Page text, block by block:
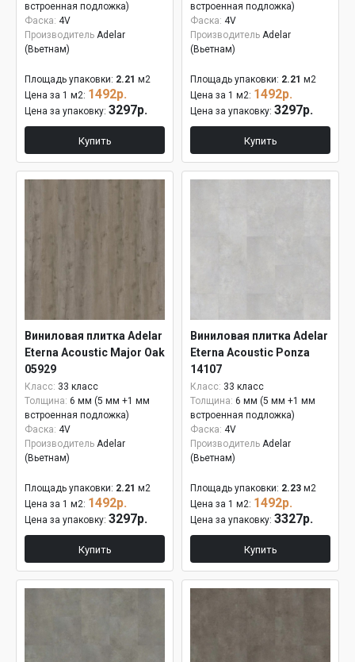
встроенная подложка)
Фаска: 4V
Производитель Adelar
(Вьетнам)
Площадь упаковки: 2.21 м2
Цена за 1 м2: 1492р.
Цена за упаковку: 3297р.
Купить
встроенная подложка)
Фаска: 4V
Производитель Adelar
(Вьетнам)
Площадь упаковки: 2.21 м2
Цена за 1 м2: 1492р.
Цена за упаковку: 3297р.
Купить
Виниловая плитка Adelar
Eterna Acoustic Major Oak
05929
Класс: 33 класс
Толщина: 6 мм (5 мм +1 мм
встроенная подложка)
Фаска: 4V
Производитель Adelar
(Вьетнам)
Площадь упаковки: 2.21 м2
Цена за 1 м2: 1492р.
Цена за упаковку: 3297р.
Купить
Виниловая плитка Adelar
Eterna Acoustic Ponza
14107
Класс: 33 класс
Толщина: 6 мм (5 мм +1 мм
встроенная подложка)
Фаска: 4V
Производитель Adelar
(Вьетнам)
Площадь упаковки: 2.23 м2
Цена за 1 м2: 1492р.
Цена за упаковку: 3327р.
Купить